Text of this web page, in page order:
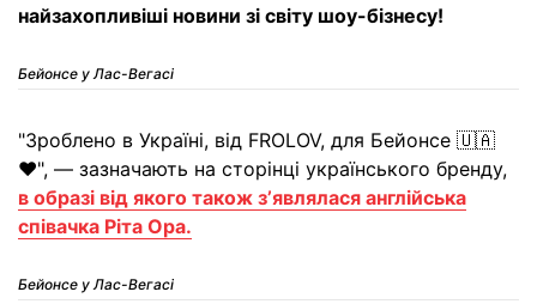
найзахопливіші новини зі світу шоу-бізнесу!
Бейонсе у Лас-Вегасі
"Зроблено в Україні, від FROLOV, для Бейонсе 🇺🇦
❤️", — зазначають на сторінці українського бренду,
в образі від якого також зʼявлялася англійська
співачка Ріта Ора.
Бейонсе у Лас-Вегасі